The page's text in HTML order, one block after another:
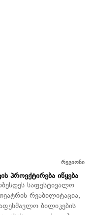
რეგიონი
პროექტირება იწყება
საფესტივალო
რეაბილიტაცია,
ბილიკების